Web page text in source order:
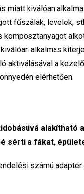
miatt kiválóan
fűszálak, levelek,
komposztanyagot
alkalmas
aktiválásával a
elérhetően.
alakítható
sérti a fákat,
számú